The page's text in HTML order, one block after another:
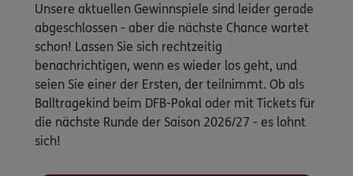
Unsere aktuellen Gewinnspiele sind leider gerade
abgeschlossen - aber die nächste Chance wartet
schon! Lassen Sie sich rechtzeitig
benachrichtigen, wenn es wieder los geht, und
seien Sie einer der Ersten, der teilnimmt. Ob als
Balltragekind beim DFB-Pokal oder mit Tickets für
die nächste Runde der Saison 2026/27 - es lohnt
sich!